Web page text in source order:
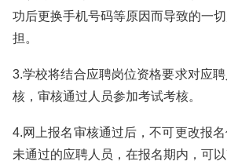
功后更换手机号码等原因而导致的一
担。
3.学校将结合应聘岗位资格要求对应
核，审核通过人员参加考试考核。
4.网上报名审核通过后，不可更改报
未通过的应聘人员，在报名期内，可